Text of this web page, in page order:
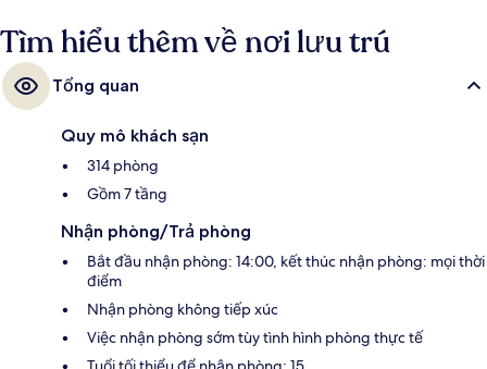
Tìm hiểu thêm về nơi lưu trú
Tổng quan
Quy mô khách sạn
314 phòng
Gồm 7 tầng
Nhận phòng/Trả phòng
Bắt đầu nhận phòng: 14:00, kết thúc nhận phòng: mọi thời
điểm
Nhận phòng không tiếp xúc
Việc nhận phòng sớm tùy tình hình phòng thực tế